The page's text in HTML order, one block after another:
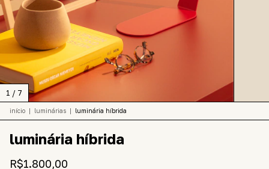
1 / 7
início | luminárias | luminária híbrida
luminária híbrida
R$1.800,00